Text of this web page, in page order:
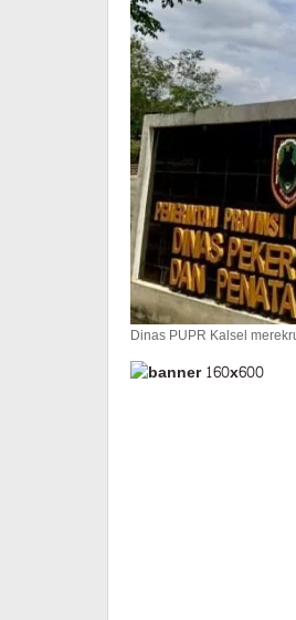
Dinas PUPR Kalsel